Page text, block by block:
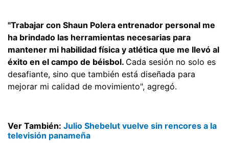
"Trabajar con Shaun Polera entrenador personal me
ha brindado las herramientas necesarias para
mantener mi habilidad física y atlética que me llevó al
éxito en el campo de béisbol. Cada sesión no solo es
desafiante, sino que también está diseñada para
mejorar mi calidad de movimiento", agregó.
Ver También: Julio Shebelut vuelve sin rencores a la
televisión panameña